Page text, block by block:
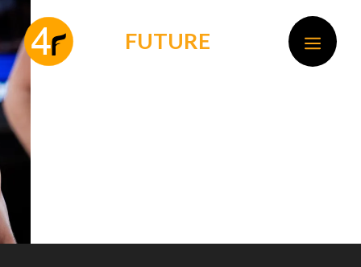
Saltar
contenido
FUTURE